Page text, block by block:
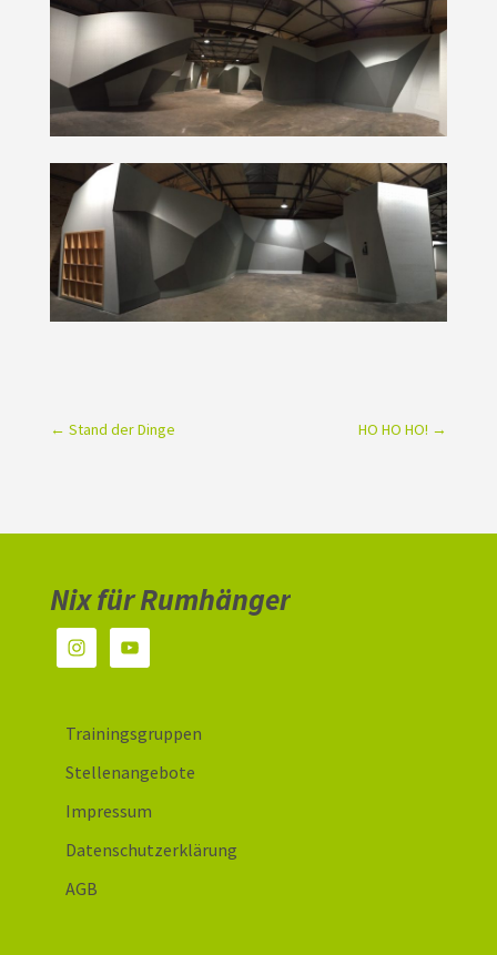
← Stand der Dinge HO HO HO! →
Nix für Rumhänger
Trainingsgruppen
Stellenangebote
Impressum
Datenschutzerklärung
AGB